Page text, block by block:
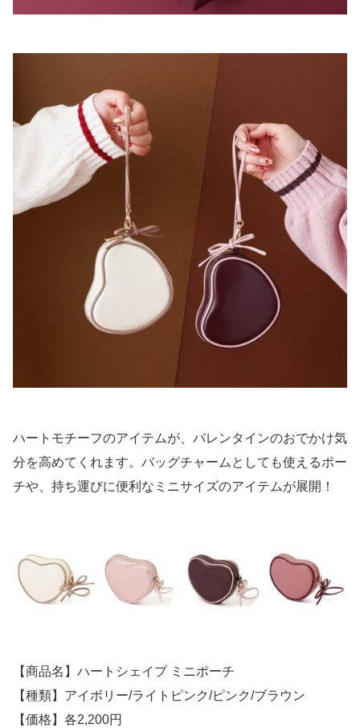
ハートモチーフのアイテムが、バレンタインのおでかけ気
分を高めてくれます。バッグチャームとしても使えるポー
チや、持ち運びに便利なミニサイズのアイテムが展開！
【商品名】ハートシェイプ ミニポーチ
【種類】アイボリー/ライトピンク/ピンク/ブラウン
【価格】各2,200円